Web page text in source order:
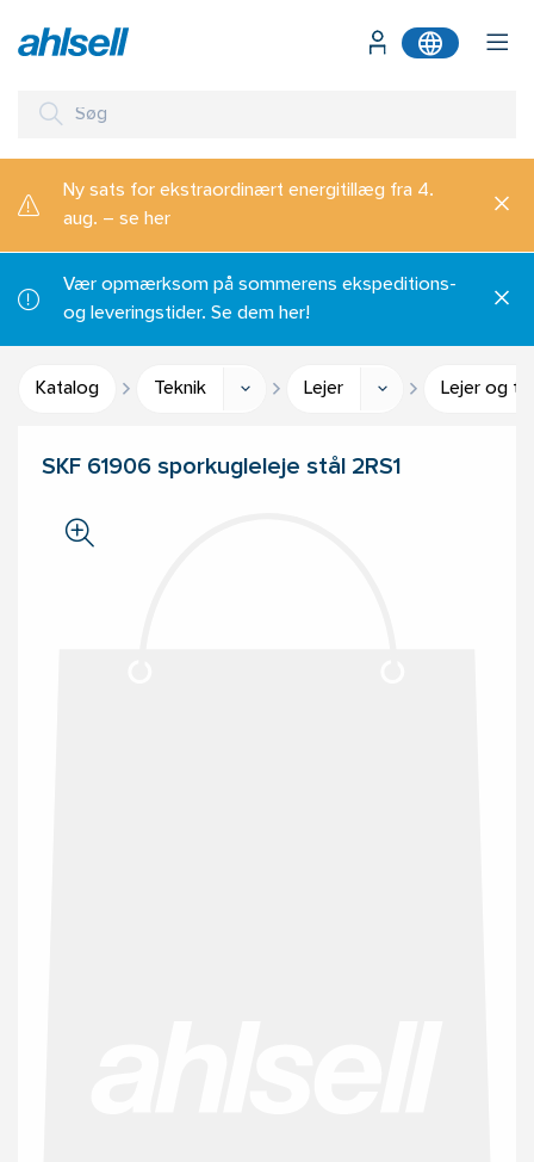
Ny sats for ekstraordinært energitillæg fra 4.
aug. – se her
Vær opmærksom på sommerens ekspeditions-
og leveringstider. Se dem her!
Katalog Teknik Lejer Lejer og
SKF 61906 sporkugleleje stål 2RS1